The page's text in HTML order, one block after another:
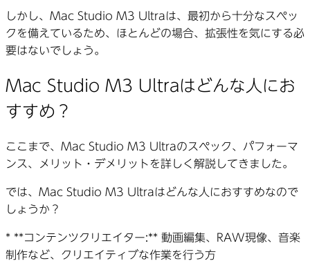
しかし、Mac Studio M3 Ultraは、最初から十分なスペッ
クを備えているため、ほとんどの場合、拡張性を気にする必
要はないでしょう。
Mac Studio M3 Ultraはどんな人にお
すすめ？
ここまで、Mac Studio M3 Ultraのスペック、パフォーマ
ンス、メリット・デメリットを詳しく解説してきました。
では、Mac Studio M3 Ultraはどんな人におすすめなので
しょうか？
* **コンテンツクリエイター:** 動画編集、RAW現像、音楽
制作など、クリエイティブな作業を行う方